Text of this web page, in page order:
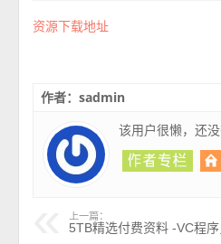
资源下载地址
作者：sadmin
该用户很懒，还没
上一篇：
5TB精选付费资料 -VC程序